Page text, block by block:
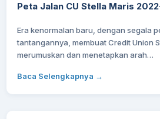
Peta Jalan CU Stella Maris
Era kenormalan baru, dengan segala
tantangannya, membuat Credit Union
merumuskan dan menetapkan arah…
Baca Selengkapnya →